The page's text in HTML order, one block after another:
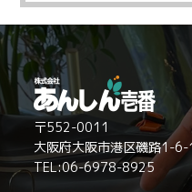
〒552-0011
大阪府大阪市港区磯路1-
TEL:06-6978-8925